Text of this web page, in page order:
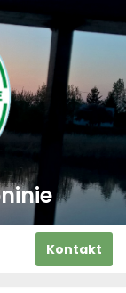
Kontakt